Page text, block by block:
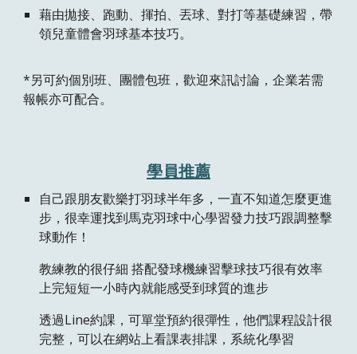
藉由拋接、跑動、揮拍、丟球、對打等基礎練習，帶
領兒童體會羽球基本技巧。
*另可約個別班、團體包班，歡迎來訊討論，企業若需
報帳亦可配合。
學員推薦
自己跟朋友歡樂打羽球半年多，一直不知道怎麼更進
步，很幸運找到馬克羽球中心學習發力技巧跟調整擊
球動作！
教練教的很仔細 搭配發球機練習擊球技巧很有效率
上完短短一小時內就能感受到球質的進步
透過Line約課，可單堂預約很彈性，他們課程設計很
完整，可以在網站上看課表排課，系統化學習